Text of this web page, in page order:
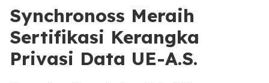
Synchronoss Meraih
Sertifikasi Kerangka
Privasi Data UE-A.S.